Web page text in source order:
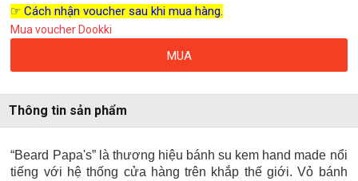
☞ Cách nhận voucher sau khi mua hàng.
Mua voucher Dookki
MUA
Thông tin sản phẩm
“Beard Papa's” là thương hiệu bánh su kem hand made nổi
tiếng với hệ thống cửa hàng trên khắp thế giới. Vỏ bánh